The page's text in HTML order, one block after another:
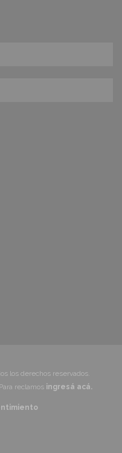
los derechos reservados.
reclamos ingresá acá.